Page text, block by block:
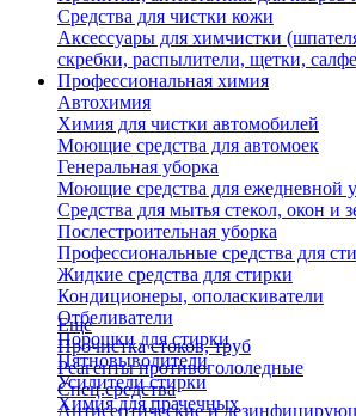
Средства для чистки кожи
Аксессуары для химчистки
скребки, распылители, щетки,
Профессиональная химия
Автохимия
Химия для чистки автомобилей
Моющие средства для автомоек
Генеральная уборка
Моющие средства для ежедневной
Средства для мытья стекол, окон и
Послестроительная уборка
Профессиональные средства для
Жидкие средства для стирки
Кондиционеры, ополаскиватели
Отбеливатели
Порошки для стирки
Пятновыводители
Усилители стирки
Химия для прачечных
Еще
Прочистка стоков, труб
Реагенты противогололедные
Спец.средства
Антисептические и